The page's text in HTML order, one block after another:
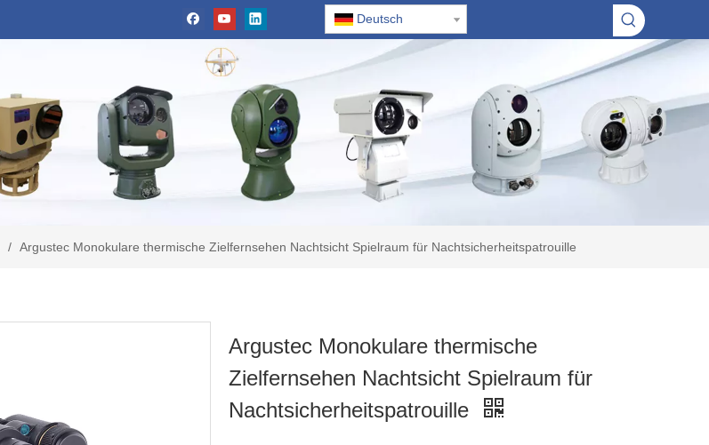
Deutsch
/ Argustec Monokulare thermische Zielfernsehen Nachtsicht Spielraum für Nachtsicherheitspatrouille
Argustec Monokulare thermische
Zielfernsehen Nachtsicht Spielraum für
Nachtsicherheitspatrouille